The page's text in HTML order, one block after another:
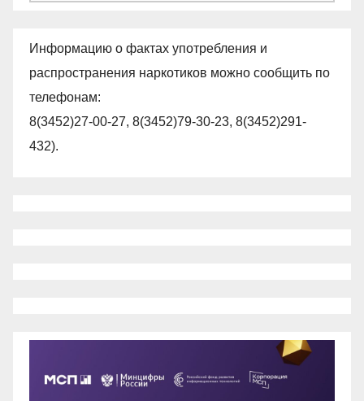
Информацию о фактах употребления и
распространения наркотиков можно сообщить по
телефонам:
8(3452)27-00-27, 8(3452)79-30-23, 8(3452)291-
432).